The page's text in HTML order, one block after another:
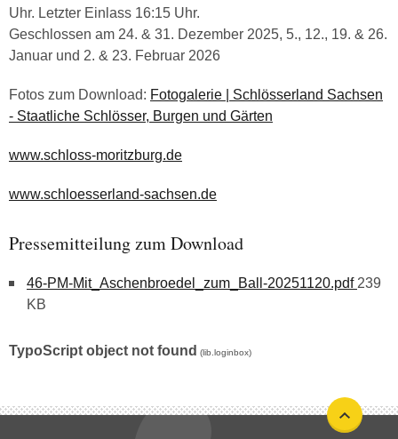
Uhr. Letzter Einlass 16:15 Uhr.
Geschlossen am 24. & 31. Dezember 2025, 5., 12., 19. & 26.
Januar und 2. & 23. Februar 2026
Fotos zum Download: Fotogalerie | Schlösserland Sachsen
- Staatliche Schlösser, Burgen und Gärten
www.schloss-moritzburg.de
www.schloesserland-sachsen.de
Pressemitteilung zum Download
46-PM-Mit_Aschenbroedel_zum_Ball-20251120.pdf 239
KB
TypoScript object not found (lib.loginbox)